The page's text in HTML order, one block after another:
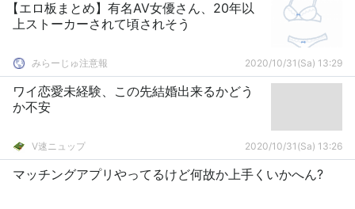
【エロ板まとめ】有名AV女優さん、20年以
上ストーカーされて頃されそう
みらーじゅ注意報 2020/10/31(Sa) 13:29
ワイ恋愛未経験、この先結婚出来るかどう
か不安
V速ニュップ 2020/10/31(Sa) 13:26
マッチングアプリやってるけど何故か上手くいかへん?